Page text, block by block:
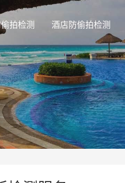
拍检测 酒店防偷拍检测